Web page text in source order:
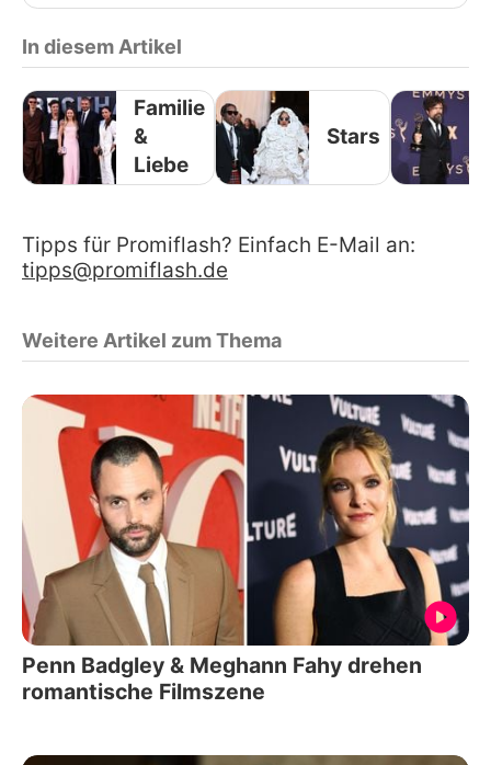
In diesem Artikel
Familie
&
Liebe
Stars
Tipps für Promiflash? Einfach E-Mail an:
tipps@promiflash.de
Weitere Artikel zum Thema
Penn Badgley & Meghann Fahy drehen
romantische Filmszene